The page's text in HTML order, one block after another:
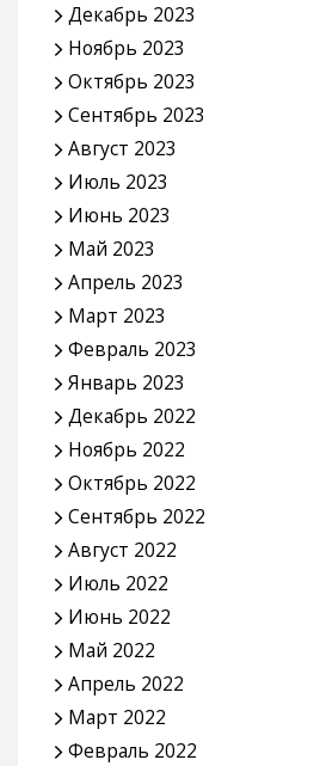
Декабрь 2023
Ноябрь 2023
Октябрь 2023
Сентябрь 2023
Август 2023
Июль 2023
Июнь 2023
Май 2023
Апрель 2023
Март 2023
Февраль 2023
Январь 2023
Декабрь 2022
Ноябрь 2022
Октябрь 2022
Сентябрь 2022
Август 2022
Июль 2022
Июнь 2022
Май 2022
Апрель 2022
Март 2022
Февраль 2022